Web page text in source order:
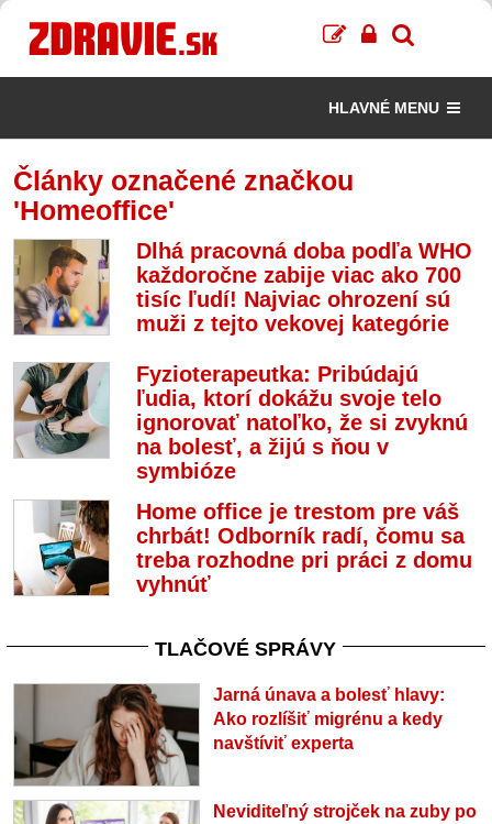
HLAVNÉ MENU
Články označené značkou
'Homeoffice'
Dlhá pracovná doba podľa WHO
každoročne zabije viac ako 700
tisíc ľudí! Najviac ohrození sú
muži z tejto vekovej kategórie
Fyzioterapeutka: Pribúdajú
ľudia, ktorí dokážu svoje telo
ignorovať natoľko, že si zvyknú
na bolesť, a žijú s ňou v
symbióze
Home office je trestom pre váš
chrbát! Odborník radí, čomu sa
treba rozhodne pri práci z domu
vyhnúť
TLAČOVÉ SPRÁVY
Jarná únava a bolesť hlavy:
Ako rozlíšiť migrénu a kedy
navštíviť experta
Neviditeľný strojček na zuby po